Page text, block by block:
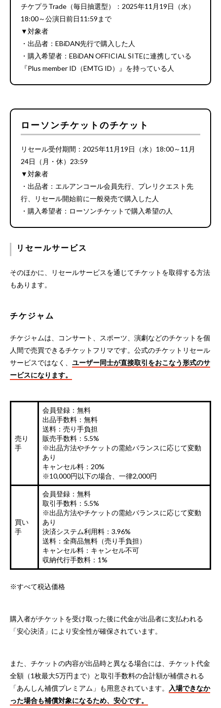
チケプラTrade（毎日抽選型）：2025年11月19日（水）
18:00～公演日前日11:59まで
▼対象者
・出品者：EBiDAN先行で購入した人
・購入希望者：EBiDAN OFFICIAL SITEに連携している
『Plus member ID（EMTG ID）』を持っている人
ローソンチケットのチケット
リセール受付期間：2025年11月19日（水）18:00～11月
24日（月・休）23:59
▼対象者
・出品者：エルアンコール会員先行、プレリクエスト先
行、リセール開始前に一般発売で購入した人
・購入希望者：ローソンチケットで購入希望の人
リセールサービス
そのほかに、リセールサービスを通じてチケットを取得する方法
もあります。
チケジャム
チケジャムは、コンサート、スポーツ、演劇などのチケットを個
人間で売買できるチケットフリマです。公式のチケットリセール
サービスではなく、 ユーザー同士が直接取引をおこなう形式のサ
ービスになります。
売り
手
会員登録：無料
出品手数料：無料
送料：売り手負担
販売手数料：5.5%
※出品方法やチケットの需給バランスに応じて変動
あり
キャンセル料：20%
※10,000円以下の場合、一律2,000円
買い
手
会員登録：無料
取引手数料：5.5%
※出品方法やチケットの需給バランスに応じて変動
あり
決済システム利用料：3.96%
送料：全商品無料（売り手負担）
キャンセル料：キャンセル不可
収納代行手数料：1%
※すべて税込価格
購入者がチケットを受け取った後に代金が出品者に支払われる
「安心決済」により安全性が確保されています。
また、チケットの内容が出品時と異なる場合には、チケット代金
全額（1枚最大5万円まで）と取引手数料の合計額が補償される
「あんしん補償プレミアム」も用意されています。
入場できなか
った場合も補償対象になるため、安心です。